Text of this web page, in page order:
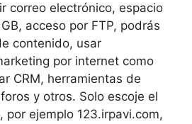
correo electrónico, espacio
acceso por FTP, podrás
contenido, usar
por internet como
CRM, herramientas de
y otros. Solo escoje el
por ejemplo 123.irpavi.com,